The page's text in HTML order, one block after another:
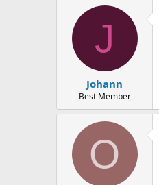
J
Johann
Best Member
O